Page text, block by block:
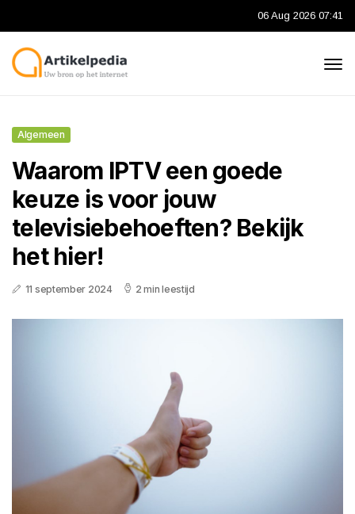
06 Aug 2026 07:41
Algemeen
Waarom IPTV een goede
keuze is voor jouw
televisiebehoeften? Bekijk
het hier!
11 september 2024 2 min leestijd